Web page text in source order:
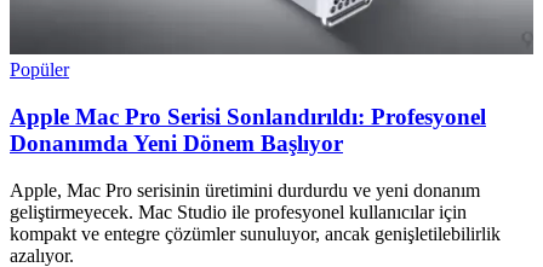
Popüler
Apple Mac Pro Serisi Sonlandırıldı: Profesyonel
Donanımda Yeni Dönem Başlıyor
Apple, Mac Pro serisinin üretimini durdurdu ve yeni donanım
geliştirmeyecek. Mac Studio ile profesyonel kullanıcılar için
kompakt ve entegre çözümler sunuluyor, ancak genişletilebilirlik
azalıyor.